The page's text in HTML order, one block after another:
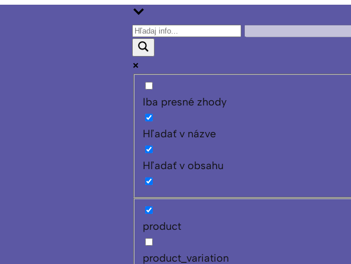
Iba presné zhody
Hľadať v názve
Hľadať v obsahu
product
product_variation